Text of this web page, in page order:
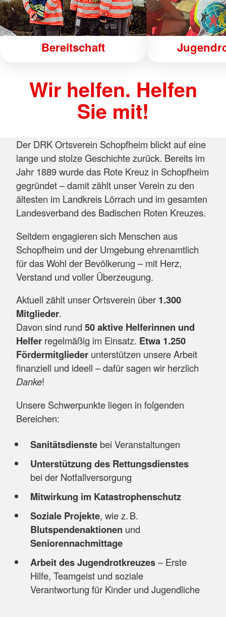
Bereitschaft
Wir helfen. Helfen
Sie mit!
Der DRK Ortsverein Schopfheim blickt auf eine
lange und stolze Geschichte zurück. Bereits im
Jahr 1889 wurde das Rote Kreuz in Schopfheim
gegründet – damit zählt unser Verein zu den
ältesten im Landkreis Lörrach und im gesamten
Landesverband des Badischen Roten Kreuzes.
Seitdem engagieren sich Menschen aus
Schopfheim und der Umgebung ehrenamtlich
für das Wohl der Bevölkerung – mit Herz,
Verstand und voller Überzeugung.
Aktuell zählt unser Ortsverein über 1.300
Mitglieder.
Davon sind rund 50 aktive Helferinnen und
Helfer regelmäßig im Einsatz. Etwa 1.250
Fördermitglieder unterstützen unsere Arbeit
finanziell und ideell – dafür sagen wir herzlich
Danke!
Unsere Schwerpunkte liegen in folgenden
Bereichen:
Sanitätsdienstebei Veranstaltungen
Unterstützung des Rettungsdienstes
bei der Notfallversorgung
Mitwirkung im Katastrophenschutz
Soziale Projekte, wie z. B.
Blutspendenaktionen und
Seniorennachmittage
Arbeit des Jugendrotkreuzes– Erste
Hilfe, Teamgeist und soziale
Verantwortung für Kinder und Jugendliche